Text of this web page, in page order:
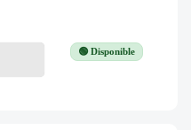
🟢 Disponible